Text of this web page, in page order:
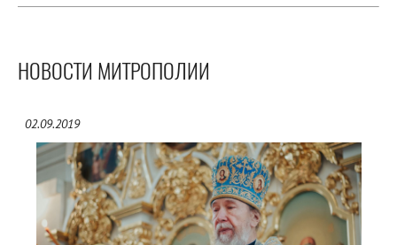
НОВОСТИ МИТРОПОЛИИ
02.09.2019